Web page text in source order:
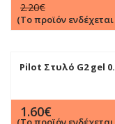
2.20€
price
was:
τιμή
(Το προϊόν
Pilot Στυλό G2 gel
1.60€